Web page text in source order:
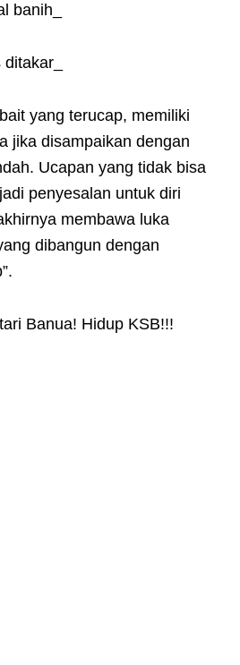
banih_
yang terucap, memiliki
jika disampaikan dengan
Ucapan yang tidak bisa
penyesalan untuk diri
membawa luka
dibangun dengan
Banua! Hidup KSB!!!